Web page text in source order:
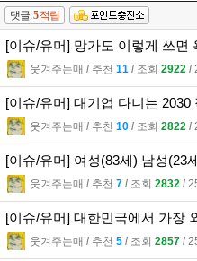
댓글:5적립
[이슈/유머] 망가도 이렇게 쓰면
웃겨주는매 l 추천 11 l 조회 2922 l
[이슈/유머] 대기업 다니는
웃겨주는매 l 추천 10 l 조회 2822 l
[이슈/유머] 여성(83세) 남성(23
웃겨주는매 l 추천 7 l 조회 2832 l
[이슈/유머] 대한민국에서 가장
웃겨주는매 l 추천 5 l 조회 2857 l